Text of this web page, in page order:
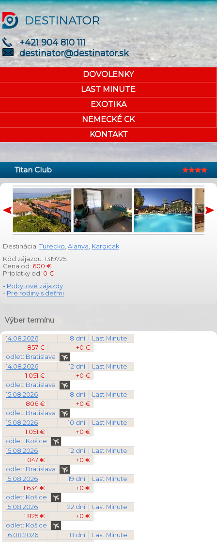
+421 904 810 111
destinator@destinator.sk
DOVOLENKY
LAST MINUTE
EXOTIKA
NEMECKÉ CK
KONTAKT
Titan Club
Destinácia: Turecko, Alanya, Kargicak
Kód zájazdu: 1319725
Cena od: 600 €
Príplatky od: 0 €
- Pobytové zájazdy
- Pre rodiny s deťmi
Výber termínu
14.08.2026 8 dní
Last Minute
857 €
+0 €
odlet: Bratislava
14.08.2026
12 dní
Last Minute
1 051 €
+0 €
odlet: Bratislava
15.08.2026
8 dní
Last Minute
806 €
+0 €
odlet: Bratislava
15.08.2026
10 dní
Last Minute
1 051 €
+0 €
odlet: Košice
15.08.2026
12 dní
Last Minute
1 047 €
+0 €
odlet: Bratislava
15.08.2026
19 dní
Last Minute
1 634 €
+0 €
odlet: Košice
15.08.2026
22 dní
Last Minute
1 825 €
+0 €
odlet: Košice
16.08.2026
8 dní
Last Minute